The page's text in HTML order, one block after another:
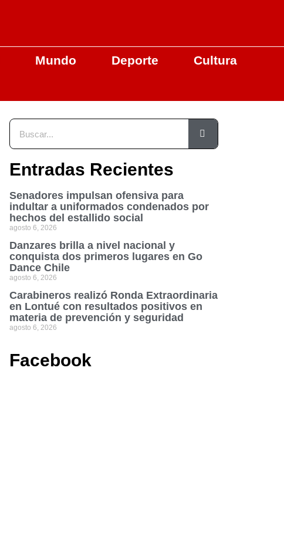
Mundo Deporte
Cultura
Entradas Recientes
Senadores impulsan ofensiva para
indultar a uniformados condenados por
hechos del estallido social
agosto 6, 2026
Danzares brilla a nivel nacional y
conquista dos primeros lugares en Go
Dance Chile
agosto 6, 2026
Carabineros realizó Ronda Extraordinaria
en Lontué con resultados positivos en
materia de prevención y seguridad
agosto 6, 2026
Facebook